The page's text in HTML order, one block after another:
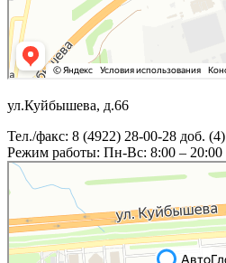
ул.Куйбышева, д.66
Тел./факс: 8 (4922) 28-00-28 доб. (4)
Режим работы: Пн-Вс: 8:00 – 20:00